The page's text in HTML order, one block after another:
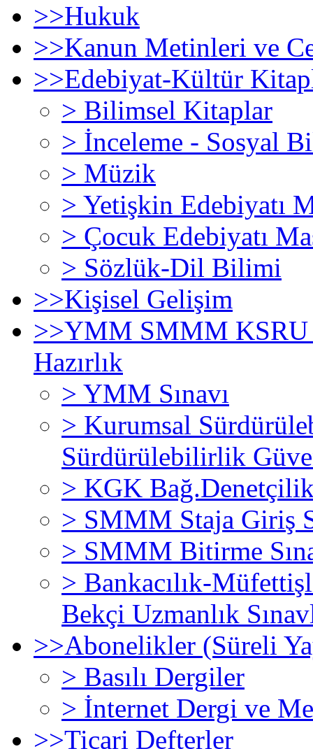
>>Hukuk
>>Kanun Metinleri ve
>>Edebiyat-Kültür
> Bilimsel Kitaplar
> İnceleme - Sosyal
> Müzik
> Yetişkin Edebiyatı
> Çocuk Edebiyatı
> Sözlük-Dil Bilimi
>>Kişisel Gelişim
>>YMM SMMM KSRU
Hazırlık
> YMM Sınavı
> Kurumsal
Sürdürülebilirlik
> KGK
> SMMM Staja Giriş
> SMMM Bitirme
> Bankacılık-
Bekçi Uzmanlık
>>Abonelikler (Süreli
> Basılı Dergiler
> İnternet Dergi ve
>>Ticari Defterler